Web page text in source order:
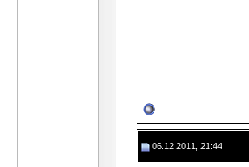
06.12.2011, 21:44